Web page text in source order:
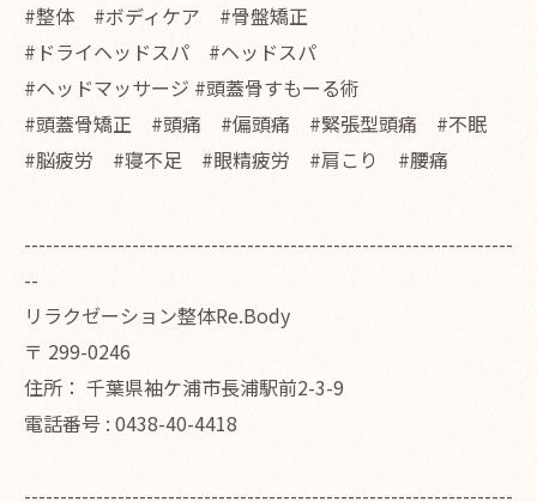
#整体 #ボディケア #骨盤矯正
#ドライヘッドスパ #ヘッドスパ
#ヘッドマッサージ #頭蓋骨すもーる術
#頭蓋骨矯正 #頭痛 #偏頭痛 #緊張型頭痛 #不眠
#脳疲労 #寝不足 #眼精疲労 #肩こり #腰痛
--------------------------------------------------------------------
--
リラクゼーション整体Re.Body
〒 299-0246
住所： 千葉県袖ケ浦市長浦駅前2-3-9
電話番号 : 0438-40-4418
--------------------------------------------------------------------